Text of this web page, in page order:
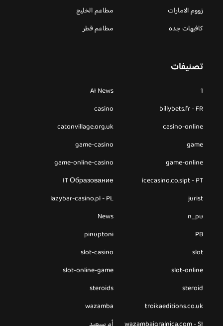
زووم الامارات
مطاعم الخليج
كافيهات جده
مطاعم قطر
تصنيفات
1
AI News
billybets.fr - FR
casino
casino-online
catonvillage.org.uk
game
game-casino
game-online
game-online-casino
icecasino.co.sipt - PT
IT Образование
jurist
lazybar-casino.pl - PL
n_pu
News
PB
pinuptoni
slot
slot-casino
slot-online
slot-online-game
steroid
steroids
troikaeditions.co.uk
wazamba